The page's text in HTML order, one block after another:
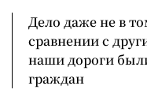
Дело даже не в
сравнении с
наши дороги
граждан